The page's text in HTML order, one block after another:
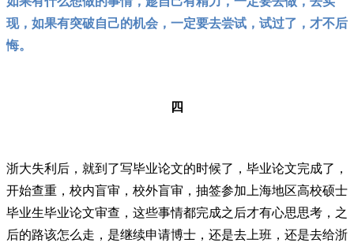
现，如果有突破自己的机会，一定要去尝试，试过了，才不后
悔。
四
浙大失利后，就到了写毕业论文的时候了，毕业论文完成了，
开始查重，校内盲审，校外盲审，抽签参加上海地区高校硕士
毕业生毕业论文审查，这些事情都完成之后才有心思思考，之
后的路该怎么走，是继续申请博士，还是去上班，还是去给浙